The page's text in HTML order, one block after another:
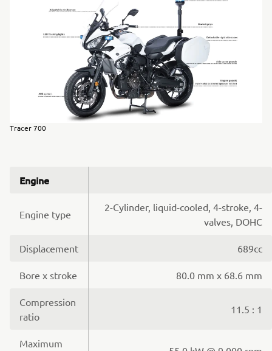
Tracer 700
Engine
Engine type
2-Cylinder, liquid-cooled, 4-stroke, 4-
valves, DOHC
Displacement 689cc
Bore x stroke 80.0 mm x 68.6 mm
Compression
ratio
11.5 : 1
Maximum